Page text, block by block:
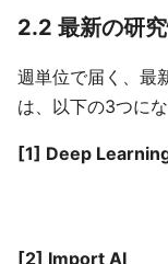
2.2 最新の研究
週単位で届く、最
は、以下の3つにな
[1] Deep
[2] Import AI